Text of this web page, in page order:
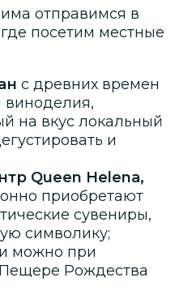
отправимся в
где посетим местные
с древних времен
виноделия,
на вкус локальный
и
Queen Helenа,
приобретают
сувениры,
символику;
можно при
Рождества